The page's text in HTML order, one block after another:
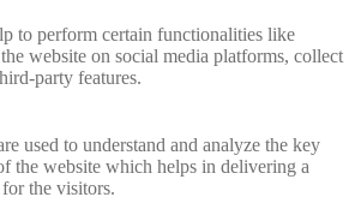
to perform certain functionalities like
website on social media platforms, collect
party features.
used to understand and analyze the key
the website which helps in delivering a
the visitors.